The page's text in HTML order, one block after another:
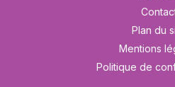
Plan du
Mentions
Politique de